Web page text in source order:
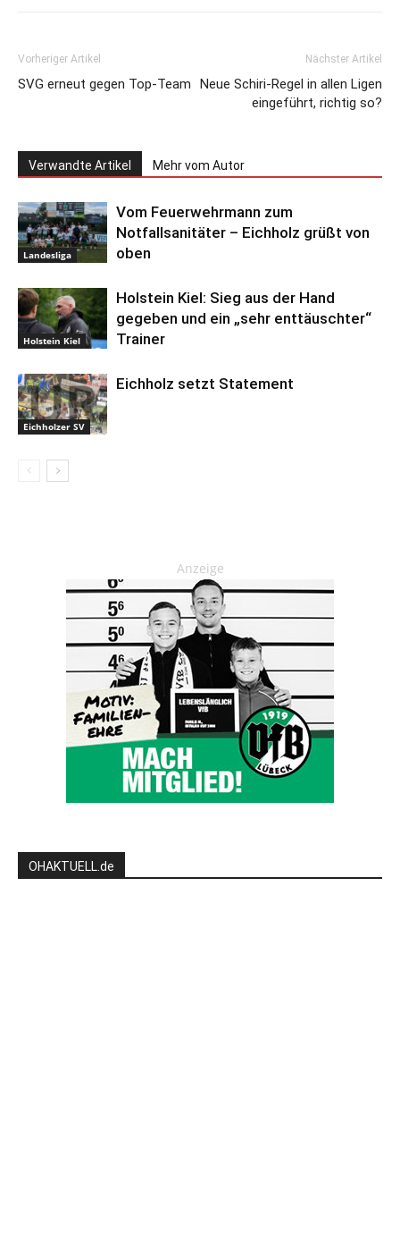
Vorheriger Artikel
SVG erneut gegen Top-Team
Nächster Artikel
Neue Schiri-Regel in allen Ligen
eingeführt, richtig so?
Verwandte Artikel Mehr vom Autor
Landesliga
Vom Feuerwehrmann zum
Notfallsanitäter – Eichholz grüßt von
oben
Holstein Kiel
Holstein Kiel: Sieg aus der Hand
gegeben und ein „sehr enttäuschter“
Trainer
Eichholzer SV
Eichholz setzt Statement
Anzeige
OHAKTUELL.de